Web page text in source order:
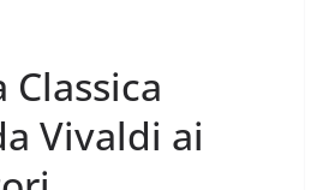
Classica
Vivaldi ai